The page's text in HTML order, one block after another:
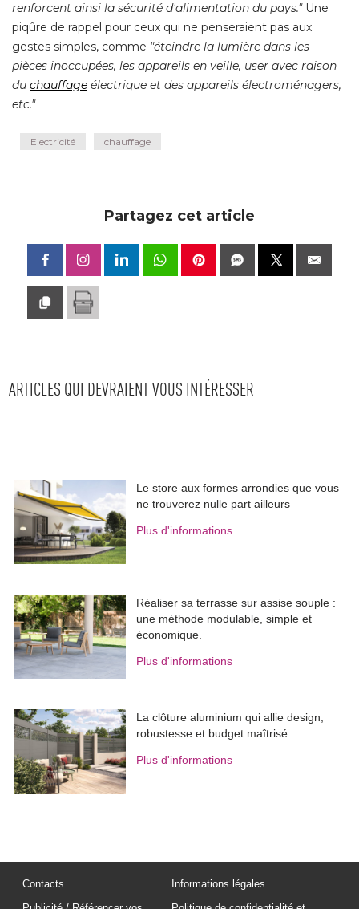
renforcent ainsi la sécurité d'alimentation du pays."Une
piqûre de rappel pour ceux qui ne penseraient pas aux
gestes simples, comme "éteindre la lumière dans les
pièces inoccupées, les appareils en veille, user avec raison
du chauffage électrique et des appareils électroménagers,
etc."
Electricité chauffage
Partagez cet article
ARTICLES QUI DEVRAIENT VOUS INTÉRESSER
Le store aux formes arrondies que vous
ne trouverez nulle part ailleurs
Plus d'informations
Réaliser sa terrasse sur assise souple :
une méthode modulable, simple et
économique.
Plus d'informations
La clôture aluminium qui allie design,
robustesse et budget maîtrisé
Plus d'informations
Contacts
Informations légales